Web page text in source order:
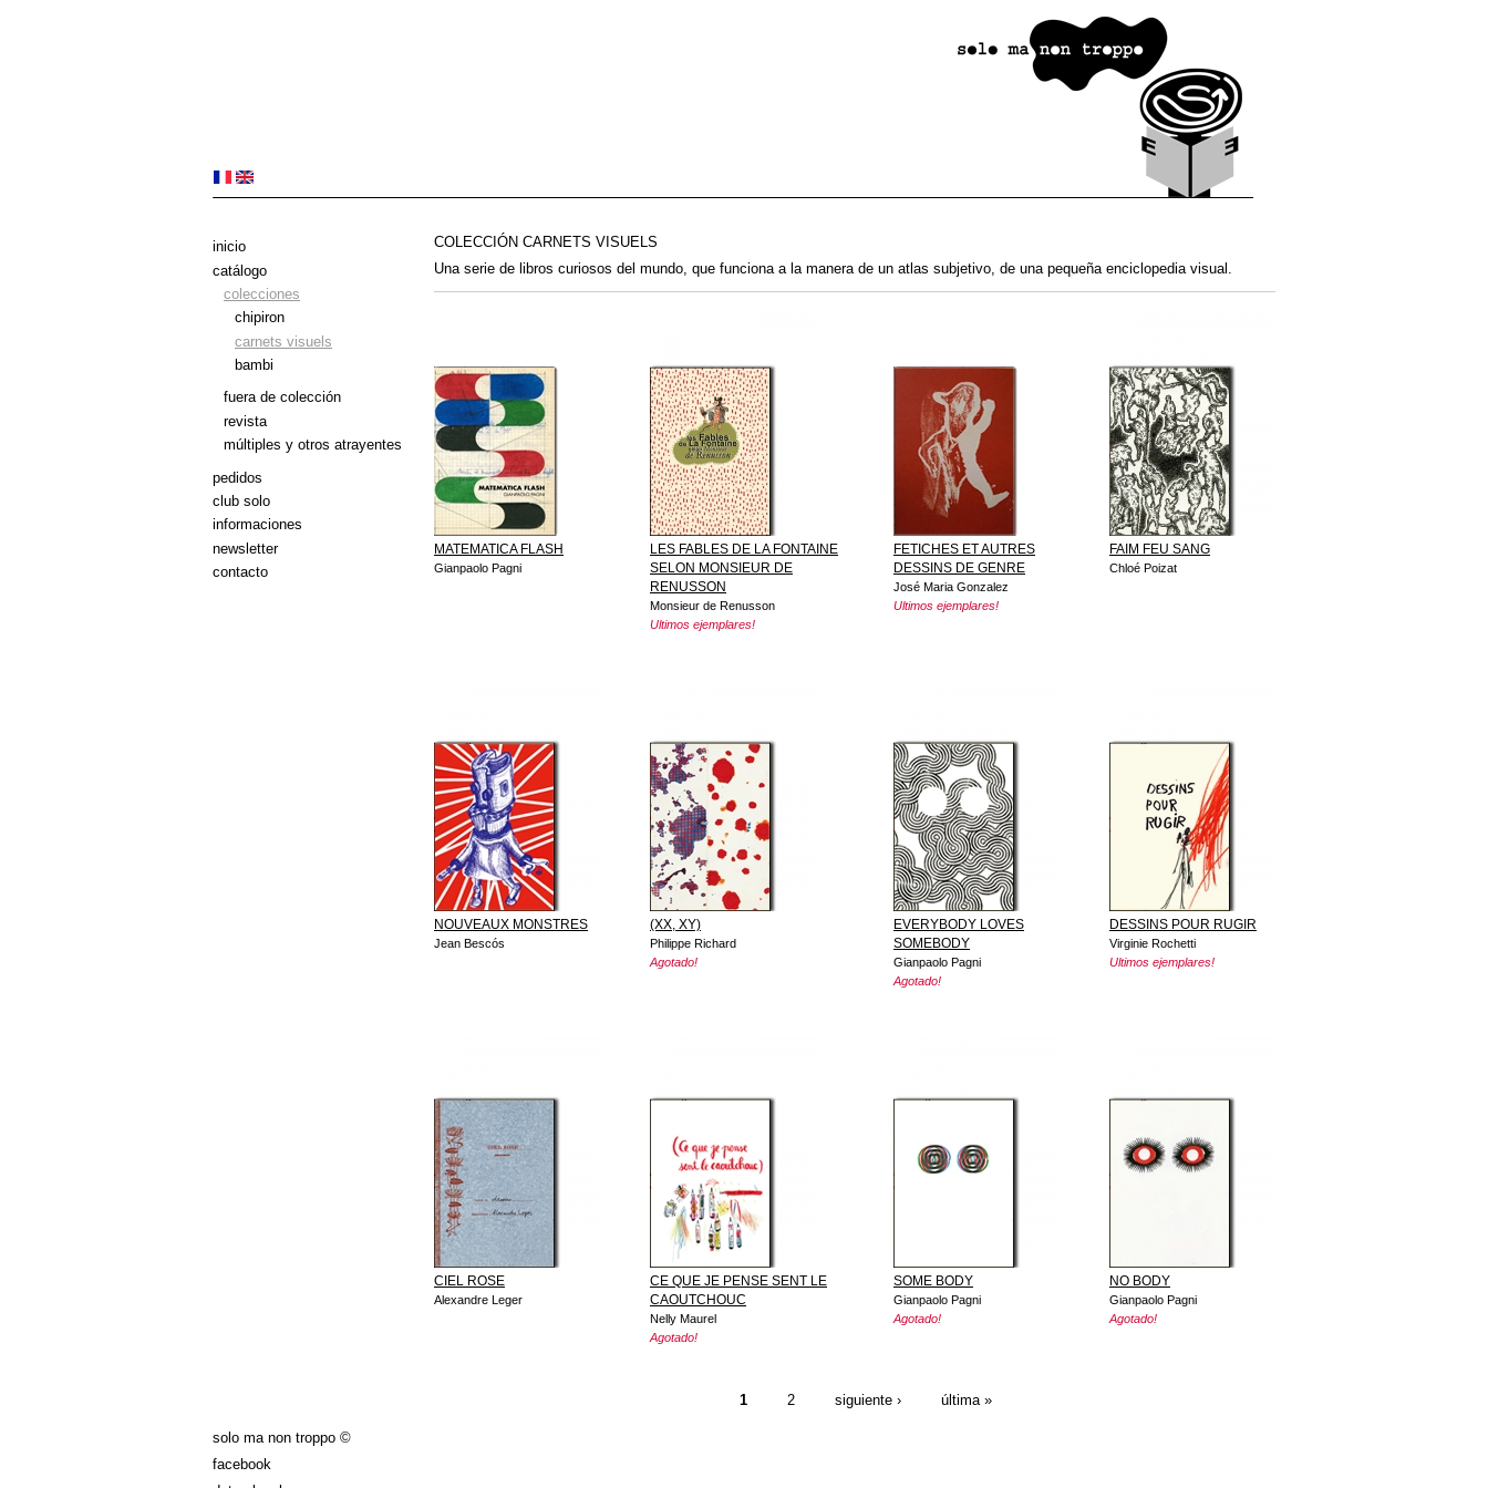
COLECCIÓN CARNETS VISUELS
Una serie de libros curiosos del mundo, que funciona a la manera de un atlas subjetivo, de una pequeña enciclopedia visual.
MATEMATICA FLASH
Gianpaolo Pagni
LES FABLES DE LA FONTAINE
SELON MONSIEUR DE
RENUSSON
Monsieur de Renusson
Ultimos ejemplares!
FETICHES ET AUTRES
DESSINS DE GENRE
José Maria Gonzalez
Ultimos ejemplares!
FAIM FEU SANG
Chloé Poizat
NOUVEAUX MONSTRES
Jean Bescós
(XX, XY)
Philippe Richard
Agotado!
EVERYBODY LOVES
SOMEBODY
Gianpaolo Pagni
Agotado!
DESSINS POUR RUGIR
Virginie Rochetti
Ultimos ejemplares!
CIEL ROSE
Alexandre Leger
CE QUE JE PENSE SENT LE
CAOUTCHOUC
Nelly Maurel
Agotado!
SOME BODY
Gianpaolo Pagni
Agotado!
NO BODY
Gianpaolo Pagni
Agotado!
1 2 siguiente › última »
inicio
catálogo
colecciones
chipiron
carnets visuels
bambi
fuera de colección
revista
múltiples y otros atrayentes
pedidos
club solo
informaciones
newsletter
contacto
solo ma non troppo ©
facebook